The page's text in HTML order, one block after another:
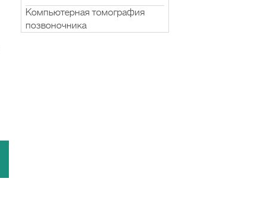
Компьютерная томография
позвоночника